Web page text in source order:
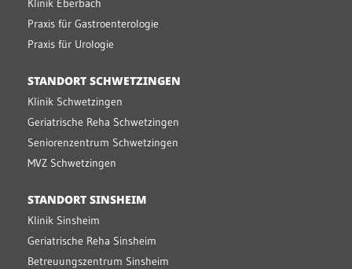
Klinik Eberbach
Praxis für Gastroenterologie
Praxis für Urologie
STANDORT SCHWETZINGEN
Klinik Schwetzingen
Geriatrische Reha Schwetzingen
Seniorenzentrum Schwetzingen
MVZ Schwetzingen
STANDORT SINSHEIM
Klinik Sinsheim
Geriatrische Reha Sinsheim
Betreuungszentrum Sinsheim